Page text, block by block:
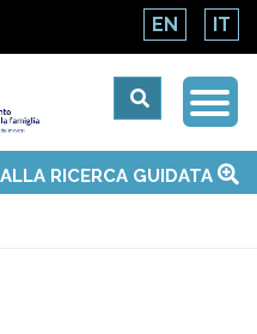
EN IT
RICERCA GUIDATA